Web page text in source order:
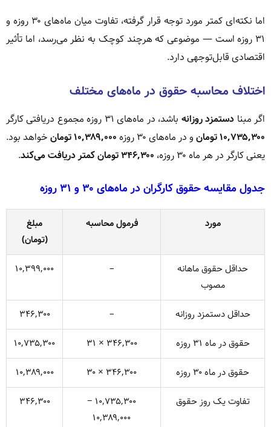
اما نکته‌ای کمتر مورد توجه قرار گرفته، تفاوت میان ماه‌های ۳۰ روزه و
۳۱ روزه است — موضوعی که هرچند کوچک به نظر می‌رسد، اما تأثیر
اقتصادی قابل‌توجهی دارد.
اختلاف محاسبه حقوق در ماه‌های مختلف
اگر مبنا دستمزد روزانه باشد، در ماه‌های ۳۱ روزه مجموع دریافتی کارگر
۱۰,۷۳۵,۳۰۰ تومان
و در ماه‌های ۳۰ روزه ۱۰,۳۸۹,۰۰۰ تومان
خواهد بود.
یعنی کارگر در هر ماه ۳۰ روزه،
۳۴۶,۳۰۰ تومان کمتر دریافت می‌کند .
جدول مقایسه حقوق کارگران در ماه‌های ۳۰ و ۳۱ روزه
مورد فرمول محاسبه
مبلغ
(تومان)
حداقل حقوق ماهانه
مصوب
– ۱۰,۳۹۹,۰۰۰
حداقل دستمزد روزانه –
۳۴۶,۳۰۰
حقوق در ماه ۳۱ روزه
۳۴۶,۳۰۰ × ۳۱
۱۰,۷۳۵,۳۰۰
حقوق در ماه ۳۰ روزه
۳۴۶,۳۰۰ × ۳۰
۱۰,۳۸۹,۰۰۰
تفاوت یک روز حقوق
۱۰,۷۳۵,۳۰۰ −
۱۰,۳۸۹,۰۰۰
۳۴۶,۳۰۰